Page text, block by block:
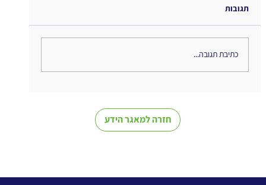
חזרה למאגר הידע
תגובות
כתיבת תגובה...